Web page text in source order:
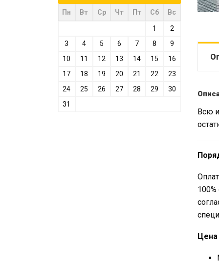
Всю
Цена
Пн Вт Ср Чт Пт Сб Вс
1
2
3
4 5 6 7 8
9
10
11 12 13 14 15
16
17
18 19 20 21 22
23
24
25 26 27 28 29
30
31